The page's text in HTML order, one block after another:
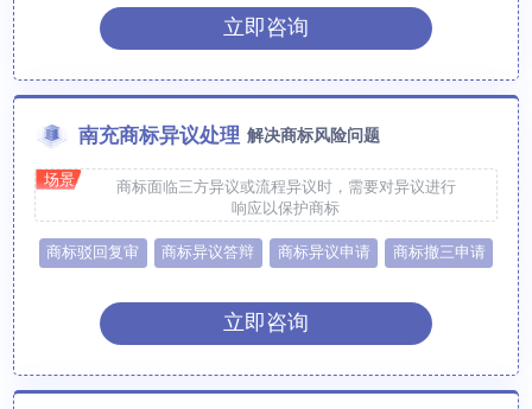
立即咨询
南充商标异议处理 解决商标风险问题
场景
商标面临三方异议或流程异议时，需要对异议进行
响应以保护商标
商标驳回复审 商标异议答辩 商标异议申请 商标撤三申请
立即咨询